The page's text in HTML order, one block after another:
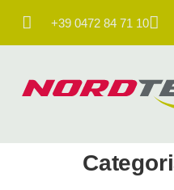
+39 0472 84 71 10